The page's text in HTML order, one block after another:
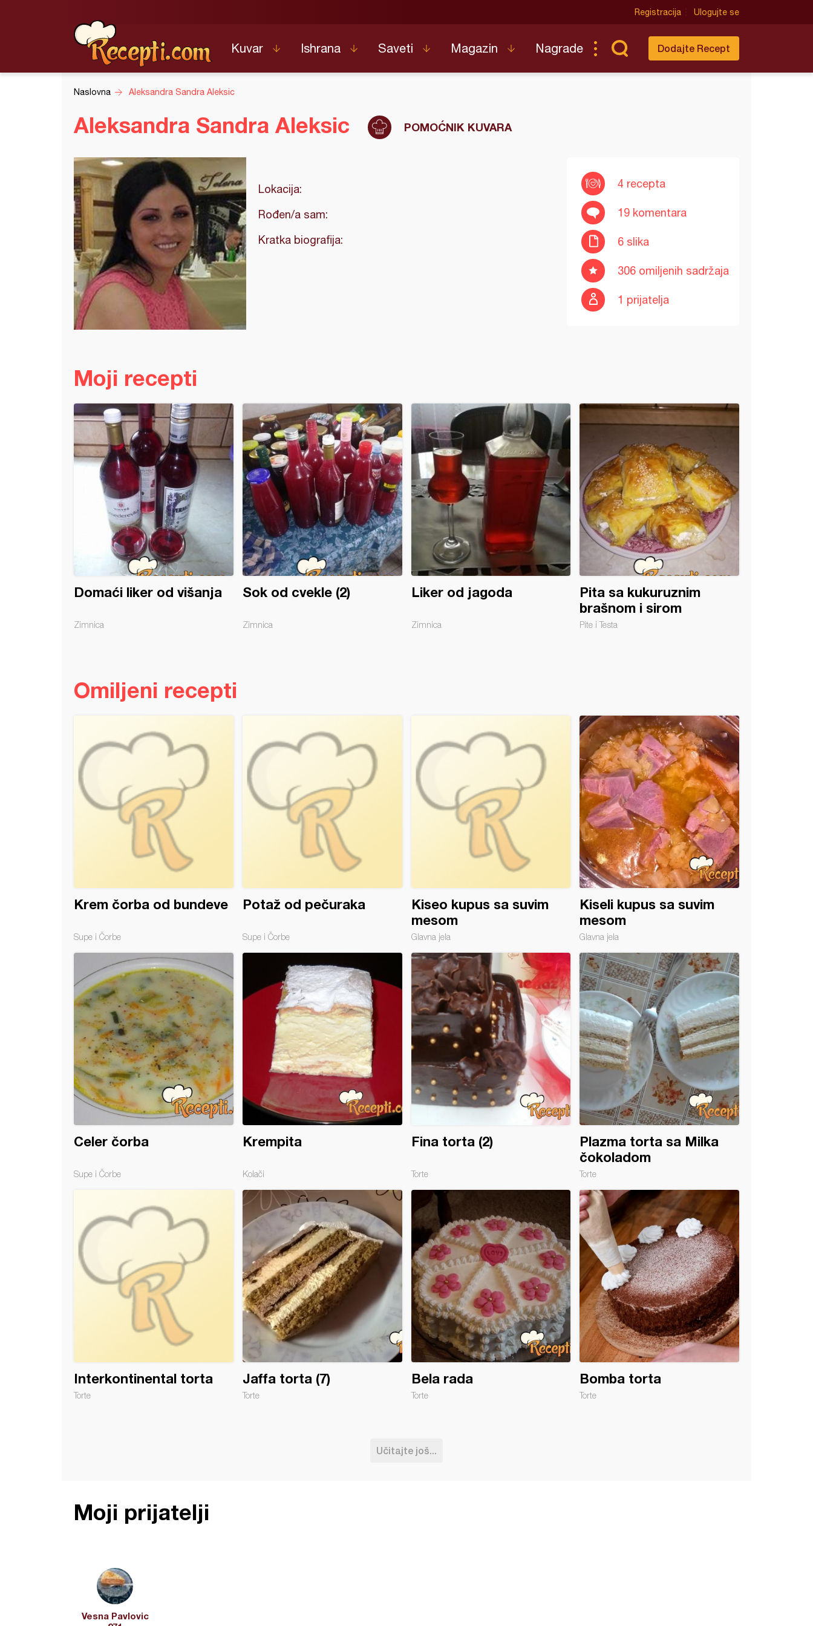
Registracija Ulogujte se
Kuvar Ishrana Saveti Magazin Nagrade Dodajte Recept
Naslovna Aleksandra Sandra Aleksic
Aleksandra Sandra Aleksic POMOĆNIK KUVARA
Lokacija:
Rođen/a sam:
Kratka biografija:
4 recepta
19 komentara
6 slika
306 omiljenih sadržaja
1 prijatelja
Moji recepti
Domaći liker od višanja
Zimnica
Sok od cvekle (2)
Zimnica
Liker od jagoda
Zimnica
Pita sa kukuruznim
brašnom i sirom
Pite i Testa
kukuruznim brašnom i sirom
Omiljeni recepti
Krem čorba od bundeve
Supe i Čorbe
Potaž od pečuraka
Supe i Čorbe
Kiseo kupus sa suvim
mesom
Glavna jela
Kiseli kupus sa suvim
mesom
Glavna jela
Celer čorba
Supe i Čorbe
Krempita
Kolači
Fina torta (2)
Torte
Plazma torta sa Milka
čokoladom
Torte
Interkontinental torta
Torte
Jaffa torta (7)
Torte
Bela rada
Torte
Bomba torta
Torte
Učitajte još...
Moji prijatelji
Vesna Pavlovic